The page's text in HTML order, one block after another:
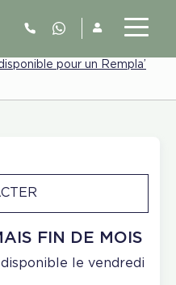
pour un Rempla’
FIN DE MOIS
disponible le vendredi